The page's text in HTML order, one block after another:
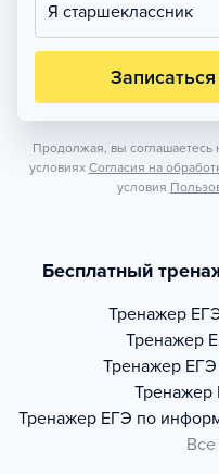
Я старшеклассник
Продолжая, вы соглашаетесь
условиях Согласия на
условия
Бесплатный
Тренажер
Тренажер
Тренажер
Тренажер
Тренажер ЕГЭ по